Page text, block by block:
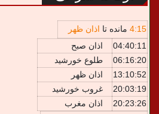
4:15 مانده تا اذان ظهر
04:40:11
اذان صبح
06:16:20
طلوع خورشید
13:10:52
اذان ظهر
20:03:19
غروب خورشید
20:23:26
اذان مغرب